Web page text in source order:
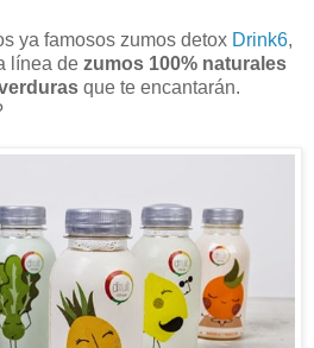
ya famosos zumos detox Drink6,
línea de zumos 100% naturales
que te encantarán.